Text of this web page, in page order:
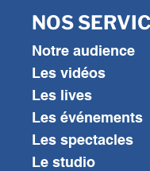
NOS
Notre audience
Les vidéos
Les lives
Les événements
Les spectacles
Le studio